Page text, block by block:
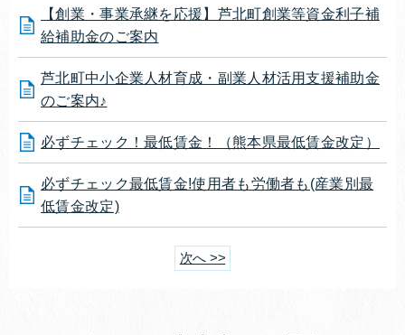
【創業・事業承継を応援】芦北町創業等資金利子補
給補助金のご案内
芦北町中小企業人材育成・副業人材活用支援補助金
のご案内♪
必ずチェック！最低賃金！（熊本県最低賃金改定）
必ずチェック最低賃金!使用者も労働者も(産業別最
低賃金改定)
次へ >>